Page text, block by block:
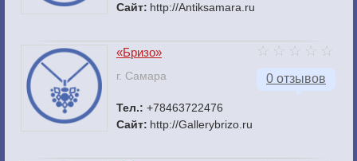
Сайт: http://Antiksamara.ru
0 отзывов
«Бризо»
г. Самара
Тел.: +78463722476
Сайт: http://Gallerybrizo.ru